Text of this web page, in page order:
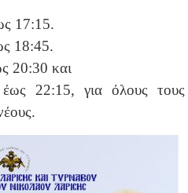
17:15.
18:45.
20:30 και
22:15, για όλους τους